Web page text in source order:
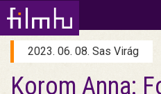
2023. 06. 08. Sas Virág
Korom Anna: